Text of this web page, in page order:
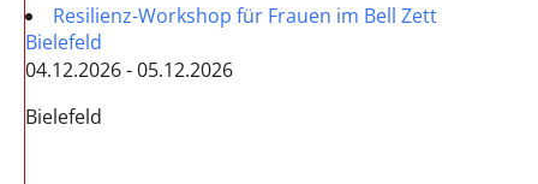
Resilienz-Workshop für Frauen im Bell Zett
Bielefeld
04.12.2026 - 05.12.2026
Bielefeld